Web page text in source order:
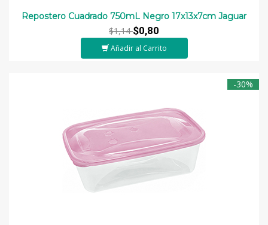
Repostero Cuadrado 750mL Negro 17x13x7cm Jaguar
$1,14$0,80
Añadir al Carrito
-30%